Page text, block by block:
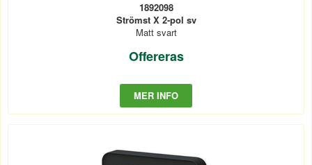
1892098
Strömst X 2-pol sv
Matt svart
Offereras
MER INFO